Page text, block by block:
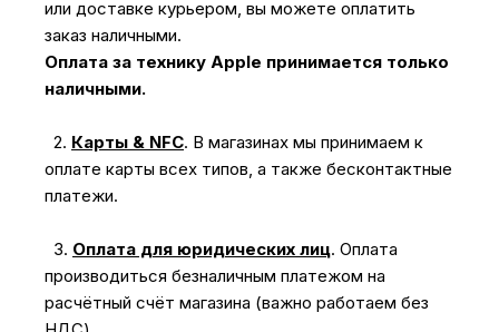
или доставке курьером, вы можете оплатить
заказ наличными.
Оплата за технику Apple принимается только
наличными.
2. Карты & NFC. В магазинах мы принимаем к
оплате карты всех типов, а также бесконтактные
платежи.
3. Оплата для юридических лиц. Оплата
производиться безналичным платежом на
расчётный счёт магазина (важно работаем без